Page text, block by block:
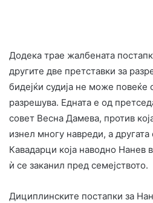
Додека трае жалбената
другите две претставки за
бидејќи судија не може повеќе
разрешува. Едната е од
совет Весна Дамева, против
изнел многу навреди, а другата
Кавадарци која наводно Нанев
ѝ се заканил пред семејството.
Дициплинските постапки за